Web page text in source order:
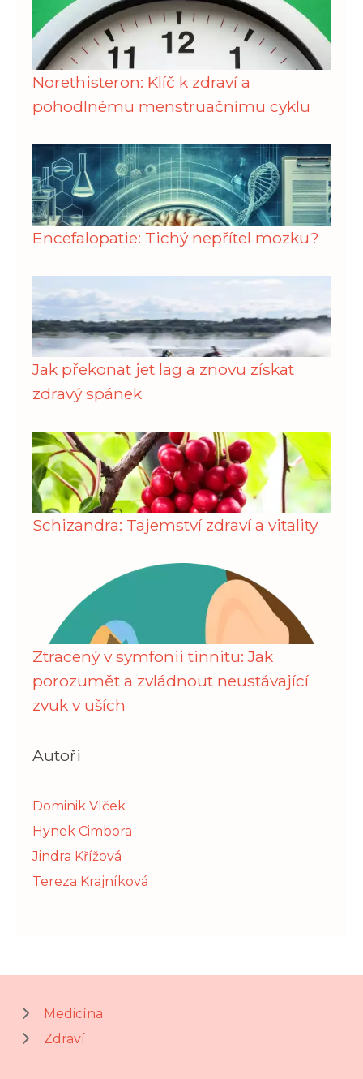
Norethisteron: Klíč k zdraví a
pohodlnému menstruačnímu cyklu
Encefalopatie: Tichý nepřítel mozku?
Jak překonat jet lag a znovu získat
zdravý spánek
Schizandra: Tajemství zdraví a vitality
Ztracený v symfonii tinnitu: Jak
porozumět a zvládnout neustávající
zvuk v uších
Autoři
Dominik Vlček
Hynek Cimbora
Jindra Křížová
Tereza Krajníková
Medicína
Zdraví